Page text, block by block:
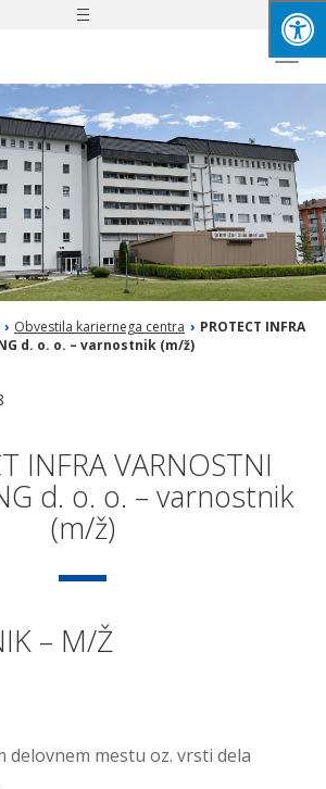
Toggle
› Obvestila kariernega centra › PROTECT INFRA
d. o. o. – varnostnik (m/ž)
INFRA VARNOSTNI
d. o. o. – varnostnik
(m/ž)
– M/Ž
delovnem mestu oz. vrsti dela